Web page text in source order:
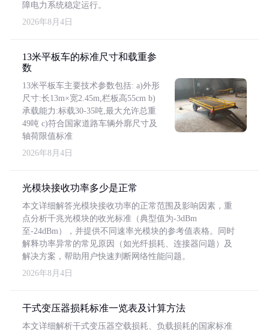
障电力系统稳定运行。
2026年8月4日
13米平板车的标准尺寸和载重参
数
13米平板车主要技术参数包括: a)外形
尺寸:长13m×宽2.45m,栏板高55cm b)
承载能力:标载30-35吨,最大允许总重
49吨 c)符合国家道路车辆外廓尺寸及
轴荷限值标准
2026年8月4日
光模块接收功率多少是正常
本文详细解答光模块接收功率的正常范围及影响因素，重
点分析千兆光模块的收光标准（典型值为-3dBm
至-24dBm），并提供不同速率光模块的参考值表格。同时
解释功率异常的常见原因（如光纤损耗、连接器问题）及
解决方案，帮助用户快速判断网络性能问题。
2026年8月4日
干式变压器损耗标准一览表及计算方法
本文详细解析干式变压器空载损耗、负载损耗的国家标准